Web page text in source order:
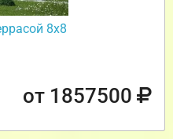
8х8
от 1857500